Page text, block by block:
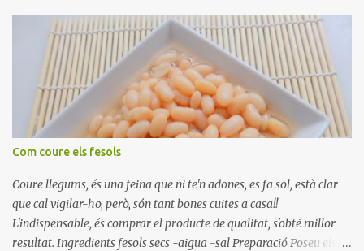
Com coure els fesols
Coure llegums, és una feina que ni te'n adones, es fa sol, està clar
que cal vigilar-ho, però, són tant bones cuites a casa!!
L'indispensable, és comprar el producte de qualitat, s'obté millor
resultat. Ingredients fesols secs -aigua -sal Preparació Poseu els